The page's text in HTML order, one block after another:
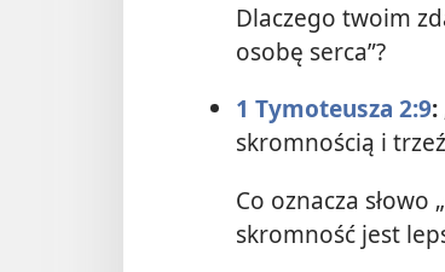
Dlaczego twoim
osobę serca”?
1 Tymoteusza 2:9:
skromnością i
Co oznacza słowo
skromność jest